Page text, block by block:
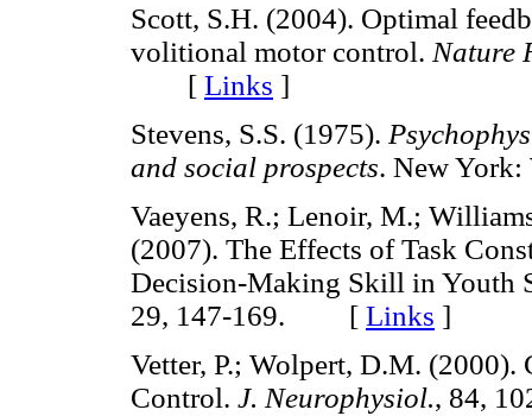
Scott, S.H. (2004). Optimal
volitional motor control. Nature
[ Links ]
Stevens, S.S. (1975).
and social prospects. New
Vaeyens, R.; Lenoir, M.;
(2007). The Effects of Task
Decision-Making Skill in Youth
29, 147-169. [ Links ]
Vetter, P.; Wolpert, D.M.
Control. J. Neurophysiol., 84,